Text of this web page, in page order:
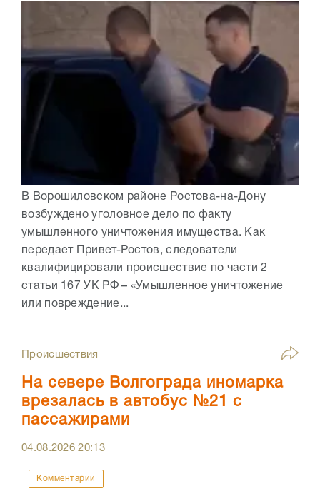
В Ворошиловском районе Ростова-на-Дону
возбуждено уголовное дело по факту
умышленного уничтожения имущества. Как
передает Привет-Ростов, следователи
квалифицировали происшествие по части 2
статьи 167 УК РФ – «Умышленное уничтожение
или повреждение...
Происшествия
На севере Волгограда иномарка
врезалась в автобус №21 с
пассажирами
04.08.202620:13
Комментарии